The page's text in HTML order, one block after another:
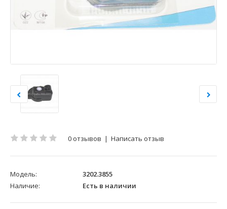
0 отзывов | Написать отзыв
Модель:
3202.3855
Наличие:
Есть в наличии